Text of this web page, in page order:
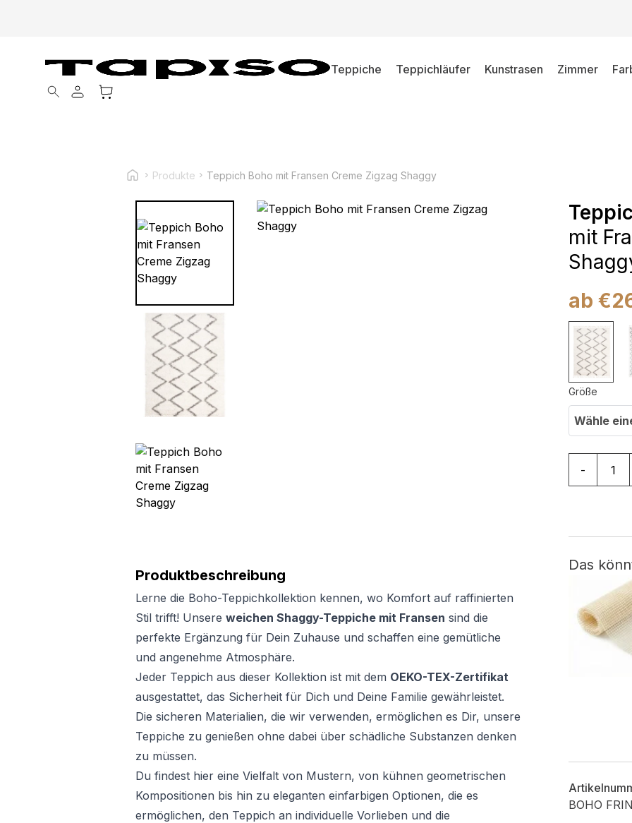
Teppiche Teppichläufer Kunstrasen Zimmer
Products search
Produkte Teppich Boho mit Fransen Creme Zigzag Shaggy
Produktbeschreibung
Lerne die Boho-Teppichkollektion kennen, wo Komfort auf raffinierten
Stil trifft! Unsere weichen Shaggy-Teppiche mit Fransen sind die
perfekte Ergänzung für Dein Zuhause und schaffen eine gemütliche
und angenehme Atmosphäre.
Jeder Teppich aus dieser Kollektion ist mit dem OEKO-TEX-Zertifikat
ausgestattet, das Sicherheit für Dich und Deine Familie gewährleistet.
Die sicheren Materialien, die wir verwenden, ermöglichen es Dir, unsere
Teppiche zu genießen ohne dabei über schädliche Substanzen denken
zu müssen.
Du findest hier eine Vielfalt von Mustern, von kühnen geometrischen
Kompositionen bis hin zu eleganten einfarbigen Optionen, die es
ermöglichen, den Teppich an individuelle Vorlieben und die
mit
ab €
Größe
Wähle
-
Das
BOHO